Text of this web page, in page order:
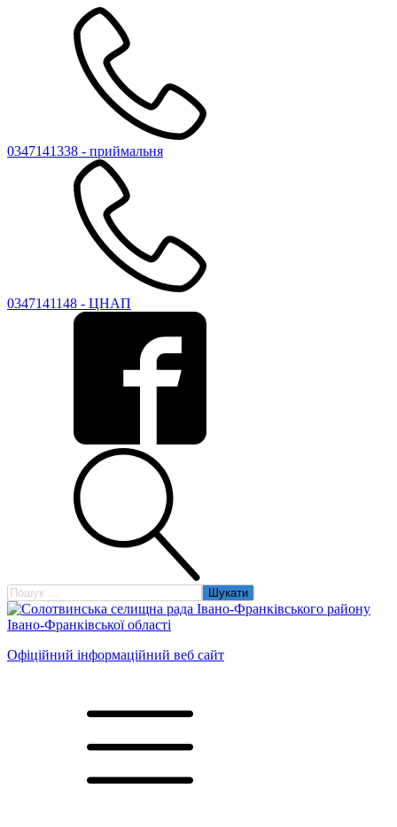
0347141338 - приймальня
0347141148 - ЦНАП
Пошук:
Офіційний інформаційний веб сайт